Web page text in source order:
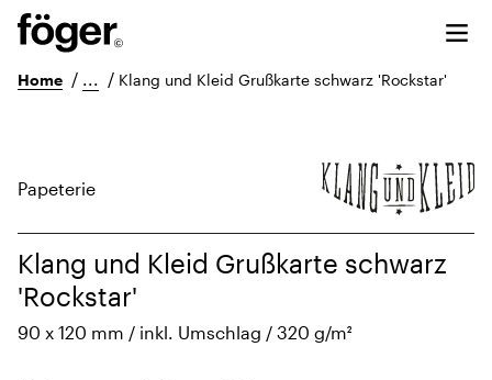
Home / ... / Klang und Kleid Grußkarte schwarz 'Rockstar'
Papeterie
Klang und Kleid Grußkarte schwarz
'Rockstar'
90 x 120 mm / inkl. Umschlag / 320 g/m²